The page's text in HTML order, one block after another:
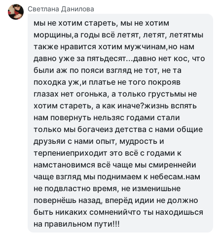
Светлана Данилова
мы не хотим стареть, мы не хотим
морщины,а годы всё летят, летят, летятмы
также нравится хотим мужчинам,но нам
давно уже за пятьдесят...давно нет кос, что
были аж по пояси взгляд не тот, не та
походка уж,и платье не того покрояв
глазах нет огонька, а только грустьмы не
хотим стареть, а как иначе?жизнь вспять
нам повернуть нельзяс годами стали
только мы богачеиз детства с нами общие
друзьяи с нами опыт, мудрость и
терпениеприходит это всё с годами к
намстановимся всё чаще мы смиреннейи
чаще взгляд мы поднимаем к небесам.нам
не подвластно время, не изменишьне
повернёшь назад, вперёд идии не должно
быть никаких сомненийчто ты находишься
на правильном пути!!!